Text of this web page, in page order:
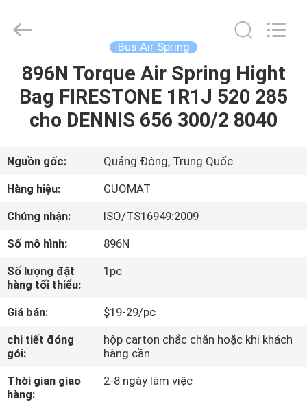
NHÀ
CÁC
PHẨM
VỀ
TÔI
THAM
QUAN
NHÀ
SPRING
Bus Air Spring
896N Torque Air Spring Hight
Bag FIRESTONE 1R1J 520 285
cho DENNIS 656 300/2 8040
Nguồn gốc:
Quảng Đông, Trung Quốc
Hàng hiệu:
GUOMAT
Chứng nhận:
ISO/TS16949:2009
Số mô hình:
896N
Số lượng đặt
hàng tối thiểu:
1pc
Giá bán:
$19-29/pc
chi tiết đóng
gói:
hộp carton chắc chắn hoặc khi khách
hàng cần
Thời gian giao
hàng:
2-8 ngày làm việc